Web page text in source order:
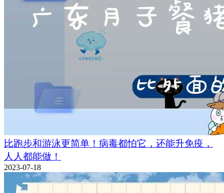
比跑步和游泳更简单！病毒都怕它，还能升免疫，
人人都能做！
2023-07-18